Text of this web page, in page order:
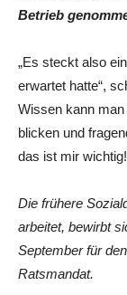
Betrieb
„Es steckt also
erwartet hatte“,
Wissen kann
blicken und
das ist mir
Die frühere
arbeitet, bewirbt
September für
Ratsmandat.